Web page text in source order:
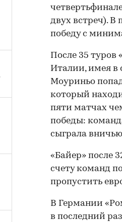
двух встреч). В
победу с
После 35 туров
Италии, имея в
Моуриньо
который
пяти матчах
победы:
сыграла
«Байер» после
счету команд
пропустить
В Германии
в последний